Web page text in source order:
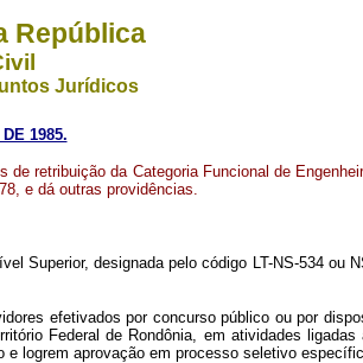
República
Jurídicos
1985.
de retribuição da Categoria Funcional de
e dá outras providências.
Superior, designada pelo código LT-NS-534 ou
efetivados por concurso público ou por
Federal de Rondônia, em atividades
e logrem aprovação em processo seletivo